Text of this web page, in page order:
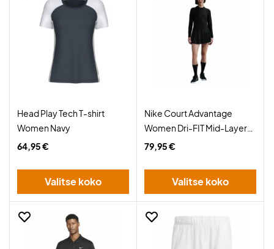
Head Play Tech T-shirt
Women Navy
64,95 €
Valitse koko
Nike Court Advantage
Women Dri-FIT Mid-Layer
Top Black
79,95 €
Valitse koko